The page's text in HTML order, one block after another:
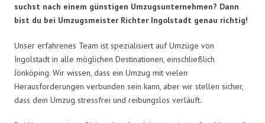
suchst nach einem günstigen Umzugsunternehmen? Dann
bist du bei Umzugsmeister Richter Ingolstadt genau richtig!
Unser erfahrenes Team ist spezialisiert auf Umzüge von
Ingolstadt in alle möglichen Destinationen, einschließlich
Jönköping. Wir wissen, dass ein Umzug mit vielen
Herausforderungen verbunden sein kann, aber wir stellen sicher,
dass dein Umzug stressfrei und reibungslos verläuft.